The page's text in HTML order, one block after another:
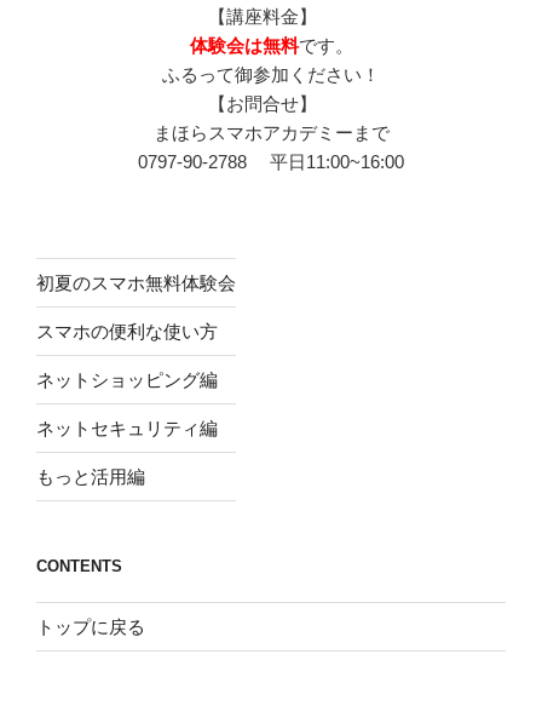
【講座料金】
体験会は無料です。
ふるって御参加ください！
【お問合せ】
まほらスマホアカデミーまで
0797-90-2788 平日11:00~16:00
初夏のスマホ無料体験会
スマホの便利な使い方
ネットショッピング編
ネットセキュリティ編
もっと活用編
CONTENTS
トップに戻る